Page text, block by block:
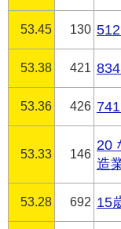
53.45 130
53.38 421
53.36 426
53.33 146
20
造
53.28 692 15